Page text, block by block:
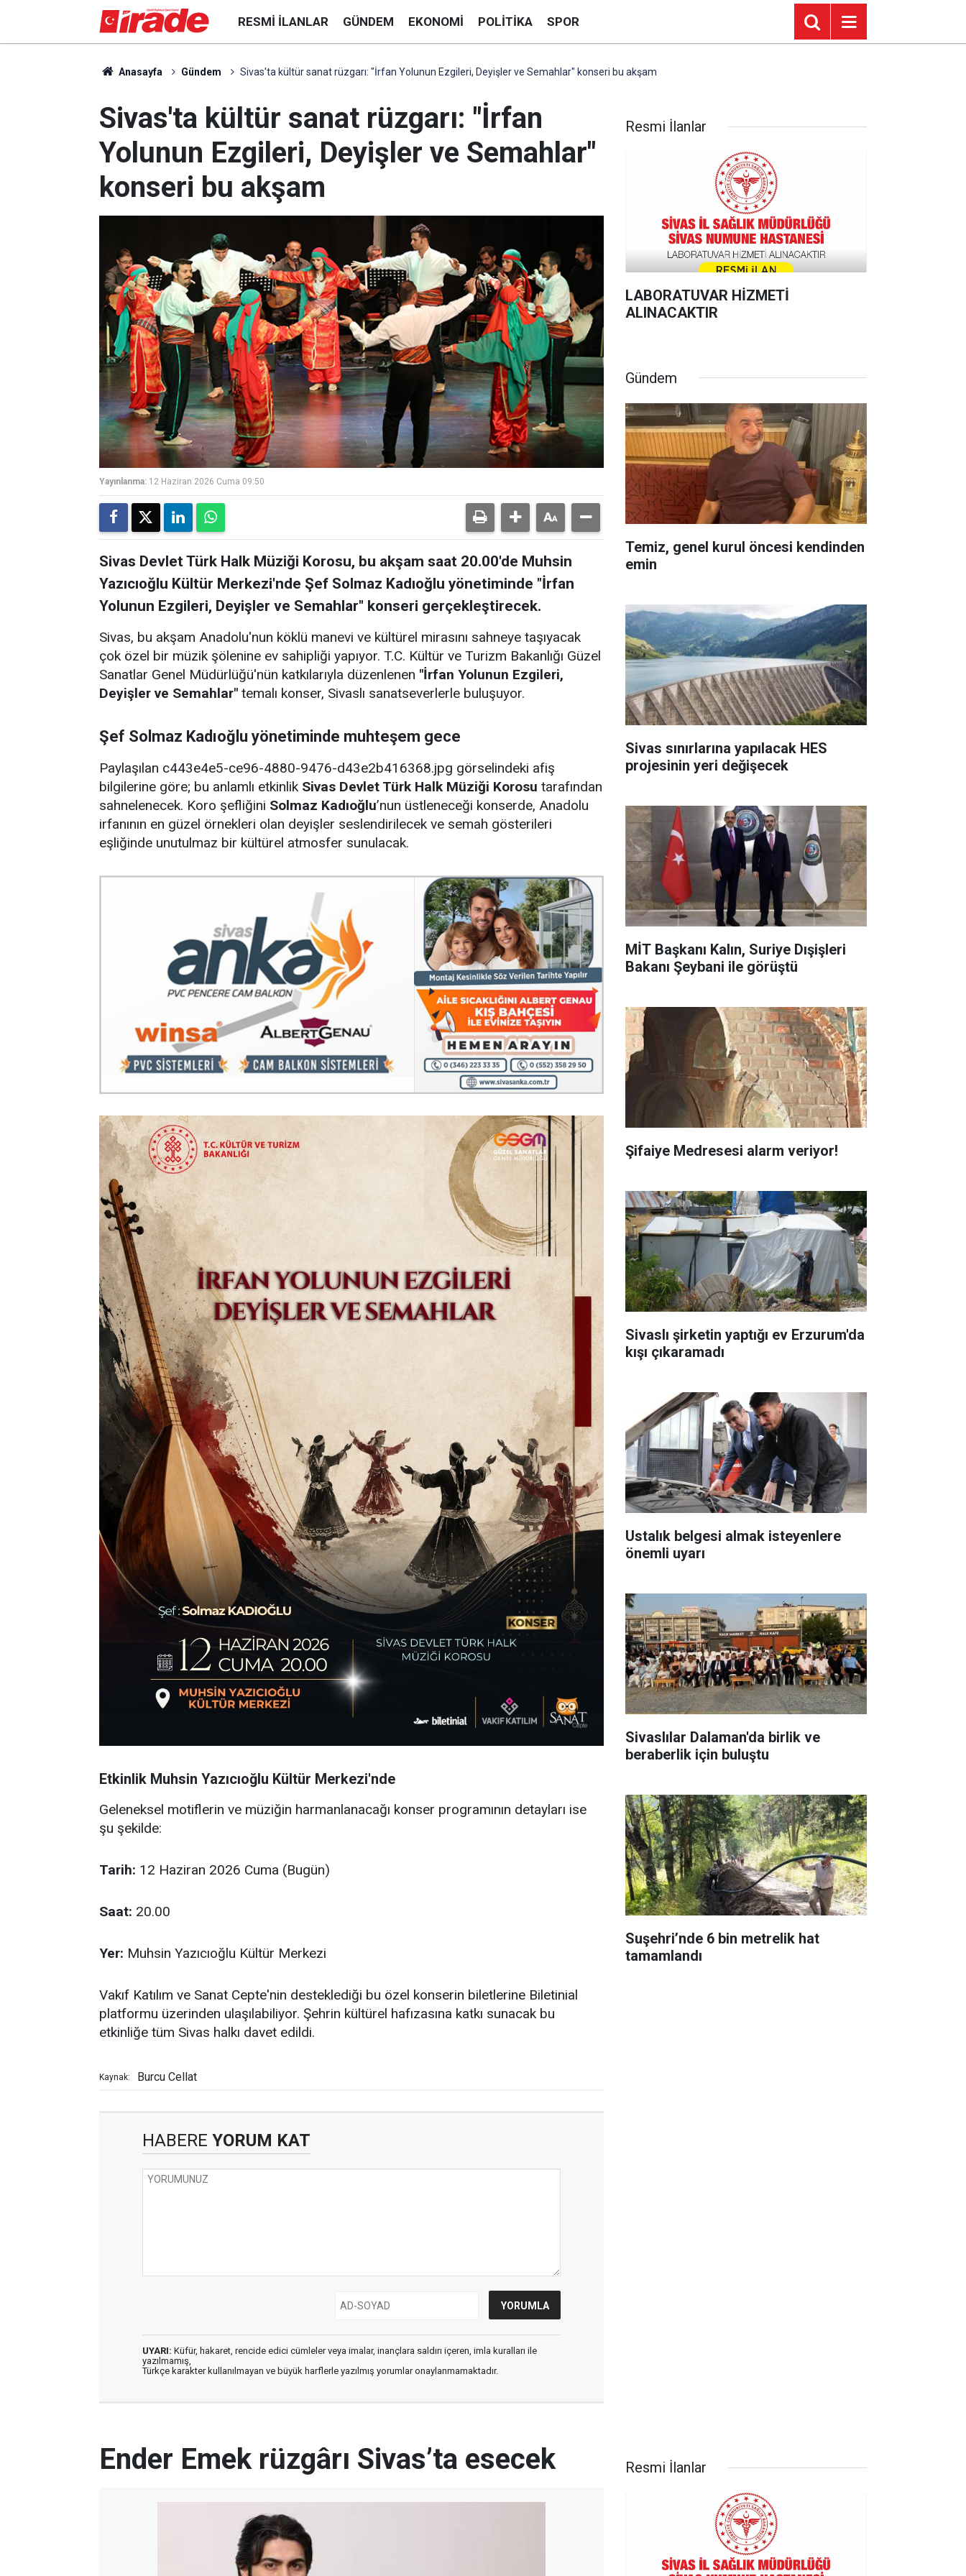
RESMI İLANLAR GÜNDEM EKONOMI POLITIKA SPOR
Anasayfa Gündem Sivas'ta kültür sanat rüzgarı: "İrfan Yolunun Ezgileri, Deyişler ve Semahlar" konseri bu akşam
Sivas'ta kültür sanat rüzgarı: "İrfan
Yolunun Ezgileri, Deyişler ve Semahlar"
konseri bu akşam
Yayınlanma: 12 Haziran 2026 Cuma 09:50
Sivas Devlet Türk Halk Müziği Korosu, bu akşam saat 20.00'de Muhsin
Yazıcıoğlu Kültür Merkezi'nde Şef Solmaz Kadıoğlu yönetiminde "İrfan
Yolunun Ezgileri, Deyişler ve Semahlar" konseri gerçekleştirecek.
Sivas, bu akşam Anadolu'nun köklü manevi ve kültürel mirasını sahneye taşıyacak
çok özel bir müzik şölenine ev sahipliği yapıyor. T.C. Kültür ve Turizm Bakanlığı Güzel
Sanatlar Genel Müdürlüğü'nün katkılarıyla düzenlenen "İrfan Yolunun Ezgileri,
Deyişler ve Semahlar" temalı konser, Sivaslı sanatseverlerle buluşuyor.
Şef Solmaz Kadıoğlu yönetiminde muhteşem gece
Paylaşılan c443e4e5-ce96-4880-9476-d43e2b416368.jpg görselindeki afiş
bilgilerine göre; bu anlamlı etkinlik Sivas Devlet Türk Halk Müziği Korosu tarafından
sahnelenecek. Koro şefliğini Solmaz Kadıoğlu’nun üstleneceği konserde, Anadolu
irfanının en güzel örnekleri olan deyişler seslendirilecek ve semah gösterileri
eşliğinde unutulmaz bir kültürel atmosfer sunulacak.
Etkinlik Muhsin Yazıcıoğlu Kültür Merkezi'nde
Geleneksel motiflerin ve müziğin harmanlanacağı konser programının detayları ise
şu şekilde:
Tarih: 12 Haziran 2026 Cuma (Bugün)
Saat: 20.00
Yer: Muhsin Yazıcıoğlu Kültür Merkezi
Vakıf Katılım ve Sanat Cepte'nin desteklediği bu özel konserin biletlerine Biletinial
platformu üzerinden ulaşılabiliyor. Şehrin kültürel hafızasına katkı sunacak bu
etkinliğe tüm Sivas halkı davet edildi.
Kaynak: Burcu Cellat
HABERE YORUM KAT
UYARI: Küfür, hakaret, rencide edici cümleler veya imalar, inançlara saldırı içeren, imla kuralları ile
yazılmamış,
Türkçe karakter kullanılmayan ve büyük harflerle yazılmış yorumlar onaylanmamaktadır.
Resmi İlanlar
LABORATUVAR HİZMETİ
ALINACAKTIR
Gündem
Temiz, genel kurul öncesi kendinden
emin
Sivas sınırlarına yapılacak HES
projesinin yeri değişecek
MİT Başkanı Kalın, Suriye Dışişleri
Bakanı Şeybani ile görüştü
Şifaiye Medresesi alarm veriyor!
Sivaslı şirketin yaptığı ev Erzurum'da
kışı çıkaramadı
Ustalık belgesi almak isteyenlere
önemli uyarı
Sivaslılar Dalaman'da birlik ve
beraberlik için buluştu
Suşehri’nde 6 bin metrelik hat
tamamlandı
Ender Emek rüzgârı Sivas’ta esecek Resmi İlanlar